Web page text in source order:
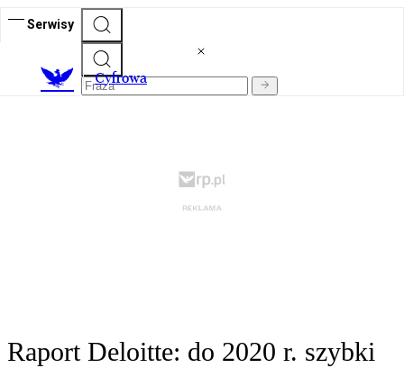
Serwisy
Cyfrowa
Raport Deloitte: do 2020 r. szybki